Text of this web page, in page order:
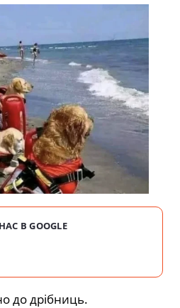
В GOOGLE
до дрібниць.